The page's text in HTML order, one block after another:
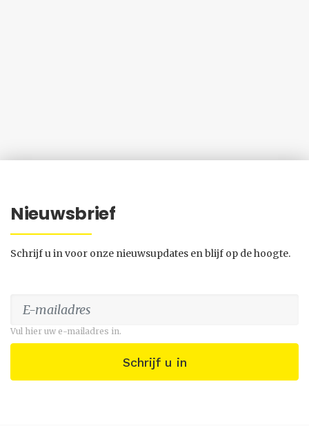
Nieuwsbrief
Schrijf u in voor onze nieuwsupdates en blijf op de hoogte.
Vul hier uw e-mailadres in.
Schrijf u in